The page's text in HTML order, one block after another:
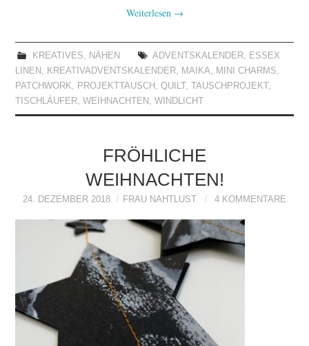
Weiterlesen →
KREATIVES, NÄHEN ADVENTSKALENDER, ESSEX
LINEN , KREATIVADVENTSKALENDER, MAIKA, MINI CHARMS,
PATCHWORK, PROJEKTTAUSCH ,QUILT , TAUSCHPROJEKT ,
TISCHLÄUFER,WEIHNACHTEN ,WINDLICHT
FRÖHLICHE
WEIHNACHTEN!
24. DEZEMBER 2018 FRAU NAHTLUST 4 KOMMENTARE